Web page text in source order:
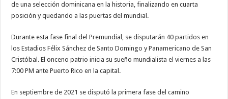
de una selección dominicana en la historia, finalizando en cuarta
posición y quedando a las puertas del mundial.
Durante esta fase final del Premundial, se disputarán 40 partidos en
los Estadios Félix Sánchez de Santo Domingo y Panamericano de San
Cristóbal. El onceno patrio inicia su sueño mundialista el viernes a las
7:00 PM ante Puerto Rico en la capital.
En septiembre de 2021 se disputó la primera fase del camino